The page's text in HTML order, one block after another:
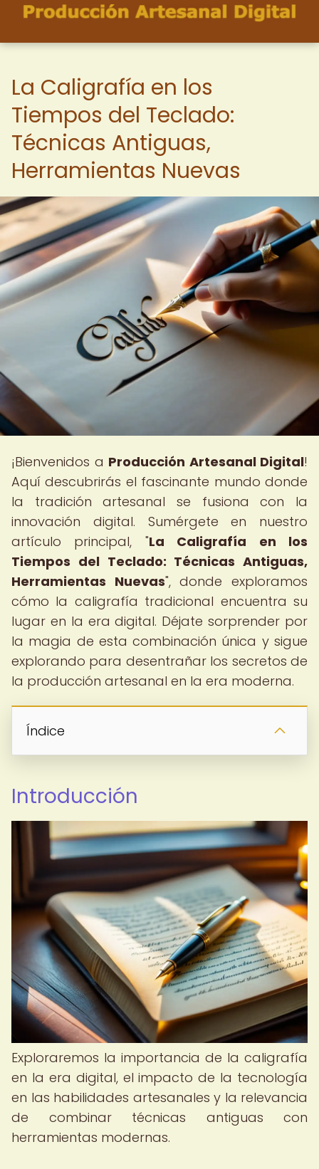
La Caligrafía en los
Tiempos del Teclado:
Técnicas Antiguas,
Herramientas Nuevas
¡Bienvenidos a Producción Artesanal Digital!
Aquí descubrirás el fascinante mundo donde
la tradición artesanal se fusiona con la
innovación digital. Sumérgete en nuestro
artículo principal, "La Caligrafía en los
Tiempos del Teclado: Técnicas Antiguas,
Herramientas Nuevas", donde exploramos
cómo la caligrafía tradicional encuentra su
lugar en la era digital. Déjate sorprender por
la magia de esta combinación única y sigue
explorando para desentrañar los secretos de
la producción artesanal en la era moderna.
Índice
Introducción
Exploraremos la importancia de la caligrafía
en la era digital, el impacto de la tecnología
en las habilidades artesanales y la relevancia
de combinar técnicas antiguas con
herramientas modernas.